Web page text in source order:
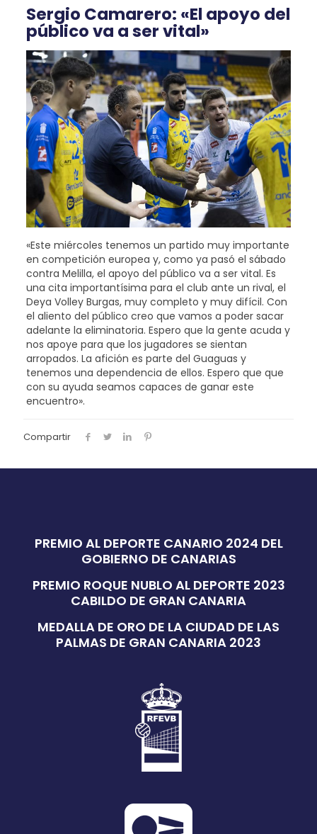
Sergio Camarero: «El apoyo del
público va a ser vital»
«Este miércoles tenemos un partido muy importante
en competición europea y, como ya pasó el sábado
contra Melilla, el apoyo del público va a ser vital. Es
una cita importantísima para el club ante un rival, el
Deya Volley Burgas, muy completo y muy difícil. Con
el aliento del público creo que vamos a poder sacar
adelante la eliminatoria. Espero que la gente acuda y
nos apoye para que los jugadores se sientan
arropados. La afición es parte del Guaguas y
tenemos una dependencia de ellos. Espero que que
con su ayuda seamos capaces de ganar este
encuentro».
Compartir
PREMIO AL DEPORTE CANARIO 2024 DEL
GOBIERNO DE CANARIAS
PREMIO ROQUE NUBLO AL DEPORTE 2023
CABILDO DE GRAN CANARIA
MEDALLA DE ORO DE LA CIUDAD DE LAS
PALMAS DE GRAN CANARIA 2023